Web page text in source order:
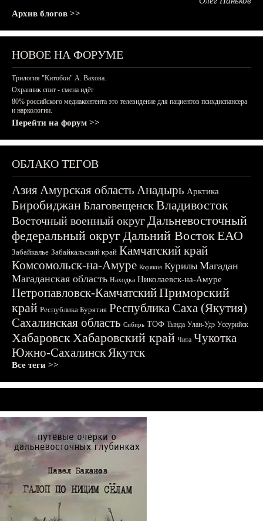
Архив блогов >>
НОВОЕ НА ФОРУМЕ
Трилогия "Китобои" А. Вахова.
Охранник спит - смена идёт
80% российского медиаконтента это телевидение для пациентов психдиспансера
и наркологии.
Перейти на форум >>
ОБЛАКО ТЕГОВ
АзияАмурская область Анадырь Арктика
БиробиджанБлаговещенскВладивосток
Восточный военный округДальневосточный
федеральный округДальний ВостокЕАО
Забайкалье Забайкальский край Камчатский край
Комсомольск-на-Амуре Корякия Курилы Магадан
Магаданская область Находка Николаевск-на-Амуре
Петропавловск-КамчатскийПриморский
край Республика Бурятия Республика Саха (Якутия)
Сахалинская область Сибирь ТОФ Тында Улан-Удэ Уссурийск
ХабаровскХабаровский край Чита Чукотка
Южно-СахалинскЯкутск
Все теги >>